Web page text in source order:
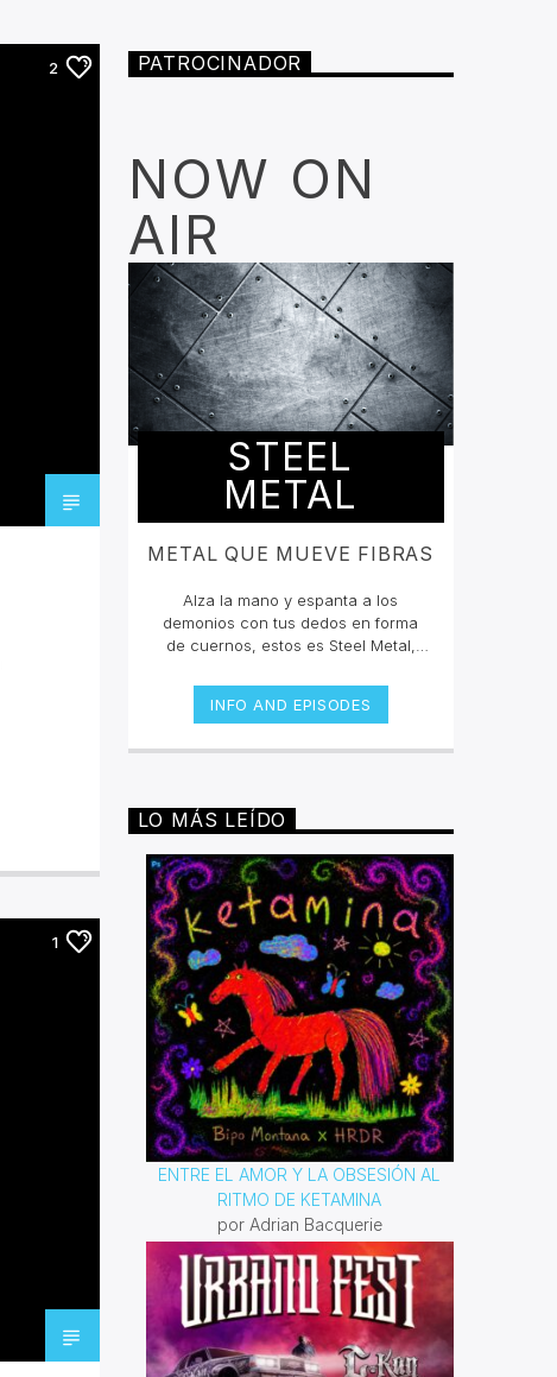
2
1
PATROCINADOR
NOW ON
AIR
STEEL
METAL
METAL QUE MUEVE FIBRAS
Alza la mano y espanta a los
demonios con tus dedos en forma
de cuernos, estos es Steel Metal,
pit con los grandes clásicos y los
estrenos del Rock Metal, Trash
Metal, Doom, Stoner, Nu Metal, Glam
Metal Progresivo ¡y más
ruido!Miércoles 6pm a 8 pm |
invencible.net
INFO AND EPISODES
LO MÁS LEÍDO
ENTRE EL AMOR Y LA OBSESIÓN AL
RITMO DE KETAMINA
por Adrian Bacquerie